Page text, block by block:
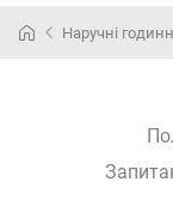
Наручні